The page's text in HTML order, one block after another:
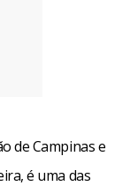
de Campinas e
é uma das